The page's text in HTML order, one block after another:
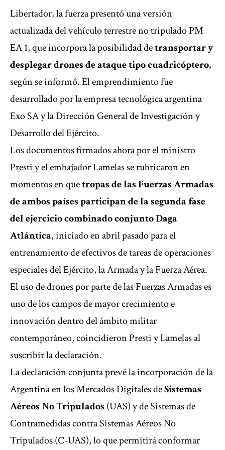
Libertador, la fuerza presentó una versión
actualizada del vehículo terrestre no tripulado PM
EA 1, que incorpora la posibilidad detransportar y
desplegar drones de ataque tipo cuadricóptero,
según se informó. El emprendimiento fue
desarrollado por la empresa tecnológica argentina
Exo SA y la Dirección General de Investigación y
Desarrollo del Ejército.
Los documentos firmados ahora por el ministro
Presti y el embajador Lamelas se rubricaron en
momentos en quetropas de las Fuerzas Armadas
de ambos países participan de lasegunda fase
del ejercicio combinado conjunto Daga
Atlántica,iniciado en abril pasado para el
entrenamiento de efectivos de tareas de operaciones
especiales del Ejército, la Armada y la Fuerza Aérea.
Eluso de drones por parte de las Fuerzas Armadas es
uno de los campos de mayor crecimiento e
innovación dentro del ámbito militar
contemporáneo, coincidieron Presti y Lamelas al
suscribir la declaración.
La declaración conjunta prevé la incorporación de la
Argentina en los Mercados Digitales deSistemas
Aéreos No Tripulados (UAS) y de Sistemas de
Contramedidas contra Sistemas Aéreos No
Tripulados (C-UAS), lo que permitirá conformar